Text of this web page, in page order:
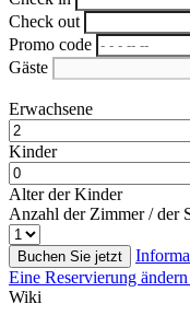
Check out
Promo code
Gäste
Erwachsene
Kinder
Alter der Kinder
Anzahl der Zimmer / der
Buchen Sie jetzt
Eine Reservierung
Wiki